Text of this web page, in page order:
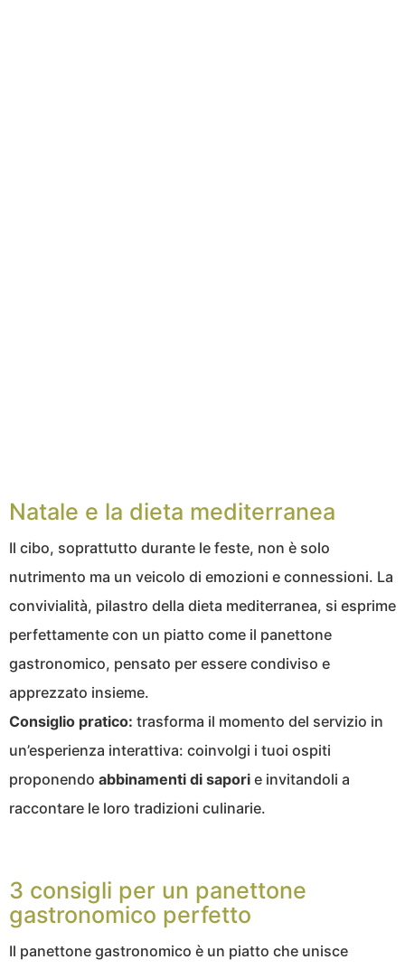
Natale e la dieta mediterranea
Il cibo, soprattutto durante le feste, non è solo
nutrimento ma un veicolo di emozioni e connessioni. La
convivialità, pilastro della dieta mediterranea, si esprime
perfettamente con un piatto come il panettone
gastronomico, pensato per essere condiviso e
apprezzato insieme.
Consiglio pratico: trasforma il momento del servizio in
un’esperienza interattiva: coinvolgi i tuoi ospiti
proponendo abbinamenti di sapori e invitandoli a
raccontare le loro tradizioni culinarie.
3 consigli per un panettone
gastronomico perfetto
Il panettone gastronomico è un piatto che unisce